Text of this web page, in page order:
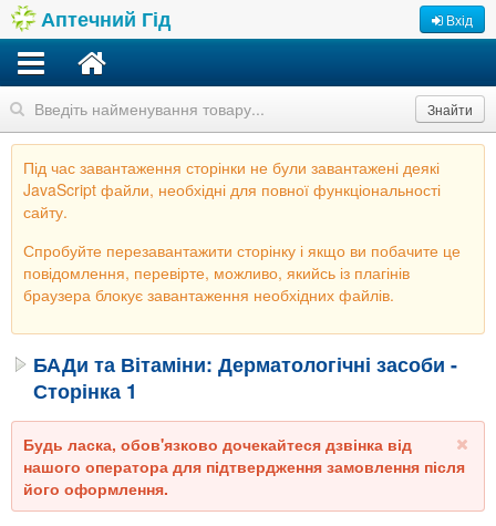
Аптечний Гід Вхід
Знайти
Під час завантаження сторінки не були завантажені деякі
JavaScript файли, необхідні для повної функціональності
сайту.
Спробуйте перезавантажити сторінку і якщо ви побачите це
повідомлення, перевірте, можливо, якийсь із плагінів
браузера блокує завантаження необхідних файлів.
БАДи та Вітаміни: Дерматологічні засоби -
Сторінка 1
Будь ласка, обов'язково дочекайтеся дзвінка від
нашого оператора для підтвердження замовлення після
його оформлення.